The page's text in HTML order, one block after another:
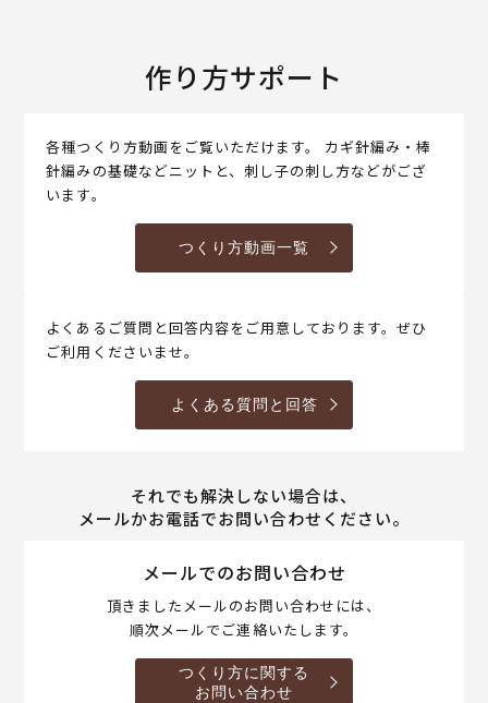
作り方サポート
各種つくり方動画をご覧いただけます。 カギ針編み・棒
針編みの基礎などニットと、刺し子の刺し方などがござ
います。
つくり方動画一覧
よくあるご質問と回答内容をご用意しております。ぜひ
ご利用くださいませ。
よくある質問と回答
それでも解決しない場合は、
メールかお電話でお問い合わせください。
メールでのお問い合わせ
頂きましたメールのお問い合わせには、
順次メールでご連絡いたします。
つくり方に関する
お問い合わせ